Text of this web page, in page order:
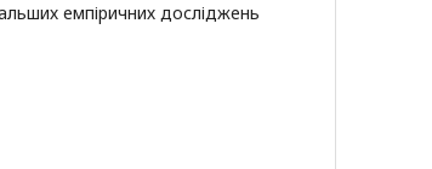
емпіричних досліджень